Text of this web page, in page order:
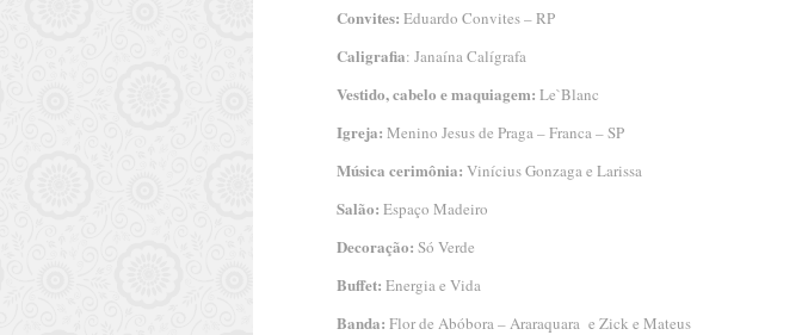
Convites: Eduardo Convites – RP
Caligrafia: Janaína Calígrafa
Vestido, cabelo e maquiagem: Le`Blanc
Igreja: Menino Jesus de Praga – Franca – SP
Música cerimônia: Vinícius Gonzaga e Larissa
Salão: Espaço Madeiro
Decoração: Só Verde
Buffet: Energia e Vida
Banda: Flor de Abóbora – Araraquara e Zick e Mateus